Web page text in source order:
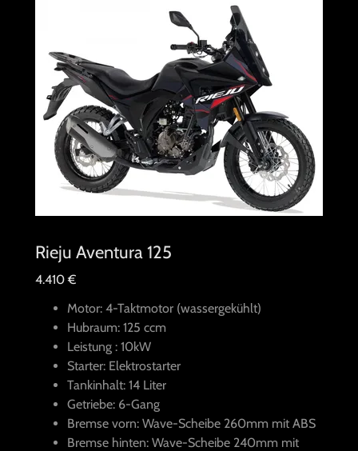
Rieju Aventura 125
4.410 €
Motor: 4-Taktmotor (wassergekühlt)
Hubraum: 125 ccm
Leistung : 10kW
Starter: Elektrostarter
Tankinhalt: 14 Liter
Getriebe: 6-Gang
Bremse vorn: Wave-Scheibe 260mm mit ABS
Bremse hinten: Wave-Scheibe 240mm mit